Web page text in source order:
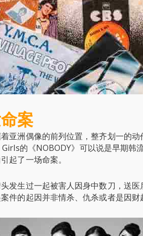
案
亚洲偶像的前列位置，整齐划一的
的《NOBODY》可以说是早期韩
起了一场命案。
发生过一起被害人因身中数刀，送
件的起因并非情杀、仇杀或者是因财